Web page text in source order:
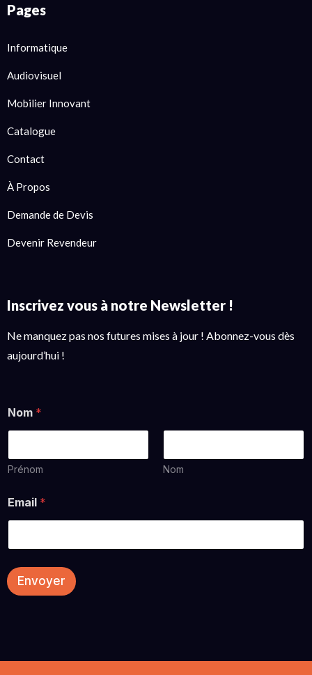
Pages
Informatique
Audiovisuel
Mobilier Innovant
Catalogue
Contact
À Propos
Demande de Devis
Devenir Revendeur
Inscrivez vous à notre Newsletter !
Ne manquez pas nos futures mises à jour ! Abonnez-vous dès
aujourd’hui !
Nom *
Prénom Nom
Email *
Envoyer